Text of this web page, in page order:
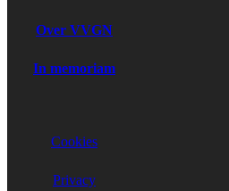
Over VVGN
In memoriam
Cookies
Privacy